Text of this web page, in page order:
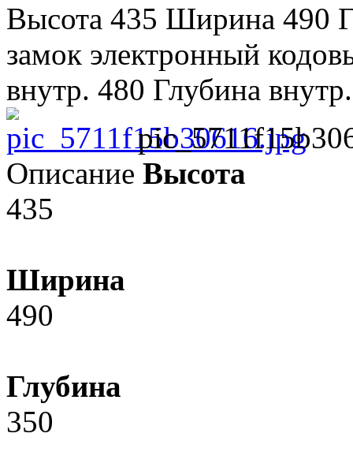
Высота 435 Ширина 490
замок электронный
внутр. 480 Глубина
Описание Высота
435
Ширина
490
Глубина
350